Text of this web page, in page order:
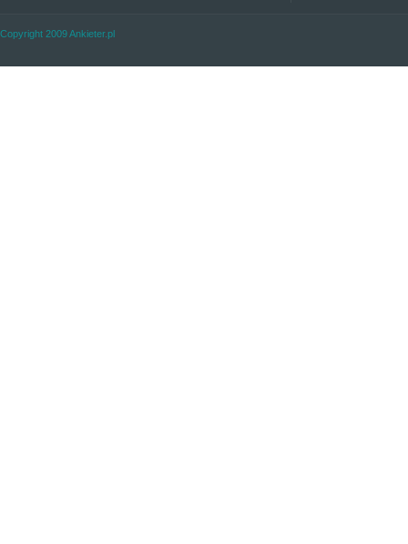
Copyright 2009 Ankieter.pl